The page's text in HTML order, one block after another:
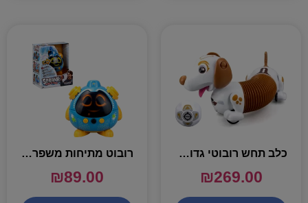
כלב תחש רובוטי גדול עם שלט – SILVERLIT
₪269.00
רובוט מתיחות משפריץ מים – SPRANK SILVERLIT
₪89.00